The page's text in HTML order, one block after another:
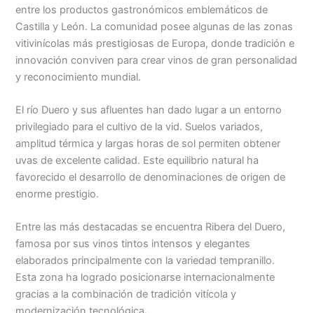
entre los productos gastronómicos emblemáticos de
Castilla y León. La comunidad posee algunas de las zonas
vitivinícolas más prestigiosas de Europa, donde tradición e
innovación conviven para crear vinos de gran personalidad
y reconocimiento mundial.
El río Duero y sus afluentes han dado lugar a un entorno
privilegiado para el cultivo de la vid. Suelos variados,
amplitud térmica y largas horas de sol permiten obtener
uvas de excelente calidad. Este equilibrio natural ha
favorecido el desarrollo de denominaciones de origen de
enorme prestigio.
Entre las más destacadas se encuentra Ribera del Duero,
famosa por sus vinos tintos intensos y elegantes
elaborados principalmente con la variedad tempranillo.
Esta zona ha logrado posicionarse internacionalmente
gracias a la combinación de tradición vitícola y